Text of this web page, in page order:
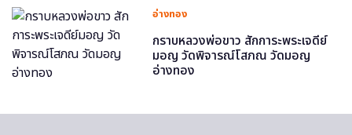
อ่างทอง
กราบหลวงพ่อขาว สักการะพระเจดีย์
มอญ วัดพิจารณ์โสภณ วัดมอญ
อ่างทอง